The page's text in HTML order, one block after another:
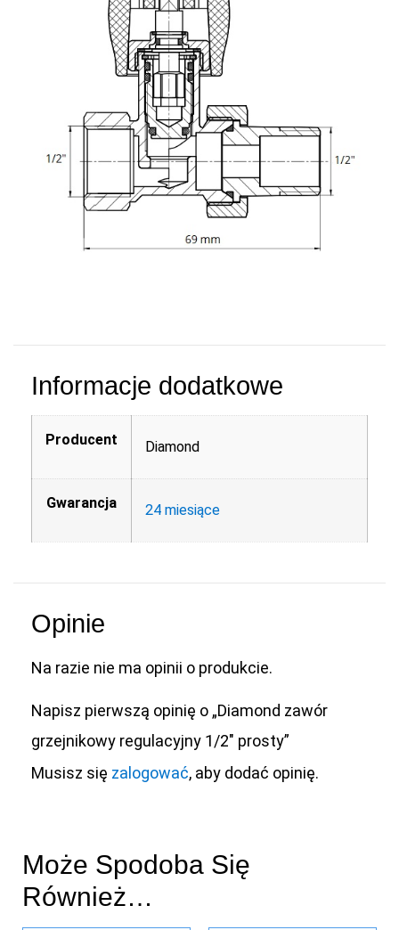
Informacje dodatkowe
Producent Diamond
Gwarancja 24 miesiące
Opinie
Na razie nie ma opinii o produkcie.
Napisz pierwszą opinię o „Diamond zawór
grzejnikowy regulacyjny 1/2″ prosty”
Musisz się zalogować, aby dodać opinię.
Może Spodoba Się
Również…